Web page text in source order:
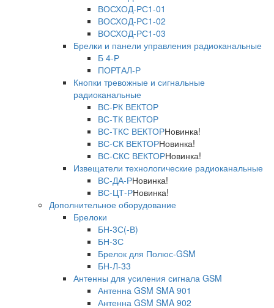
ВОСХОД-РС1-01
ВОСХОД-РС1-02
ВОСХОД-РС1-03
Брелки и панели управления радиоканальные
Б 4-Р
ПОРТАЛ-Р
Кнопки тревожные и сигнальные
радиоканальные
ВС-РК ВЕКТОР
ВС-ТК ВЕКТОР
ВС-ТКС ВЕКТОРНовинка!
ВС-СК ВЕКТОРНовинка!
ВС-СКС ВЕКТОРНовинка!
Извещатели технологические радиоканальные
ВС-ДА-РНовинка!
ВС-ЦТ-РНовинка!
Дополнительное оборудование
Брелоки
БН-3С(-В)
БН-3С
Брелок для Полюс-GSM
БН-Л-33
Антенны для усиления сигнала GSM
Антенна GSM SMA 901
Антенна GSM SMA 902